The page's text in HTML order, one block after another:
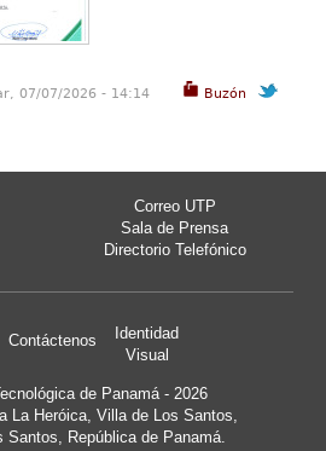
Buzón
07/07/2026 - 14:14
Correo UTP
Sala de Prensa
Directorio Telefónico
Contáctenos
Identidad
Visual
de Panamá - 2026
La Heróica, Villa de Los Santos,
Santos, República de Panamá.